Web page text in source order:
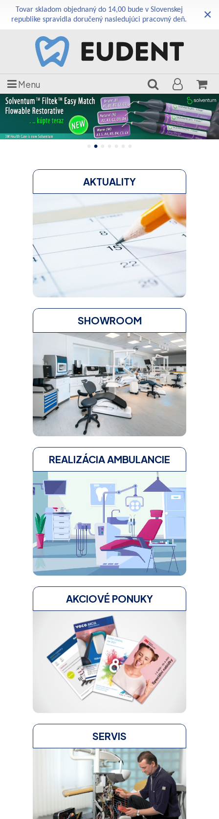
Tovar skladom objednaný do 14,00 bude v Slovenskej
republike spravidla doručený nasledujúci pracovný deň.
×
Menu
2
AKTUALITY
SHOWROOM
REALIZÁCIA AMBULANCIE
AKCIOVÉ PONUKY
SERVIS